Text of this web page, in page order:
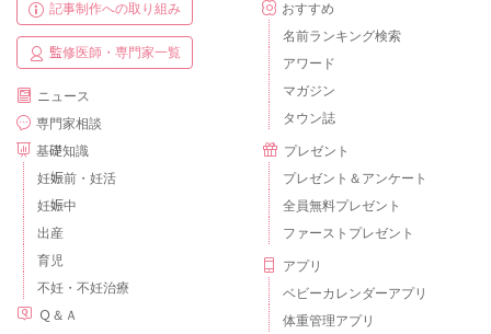
記事制作への取り組み
監修医師・専門家一覧
ニュース
専門家相談
基礎知識
妊娠前・妊活
妊娠中
出産
育児
不妊・不妊治療
Ｑ＆Ａ
おすすめ
名前ランキング検索
アワード
マガジン
タウン誌
プレゼント
プレゼント＆アンケート
全員無料プレゼント
ファーストプレゼント
アプリ
ベビーカレンダーアプリ
体重管理アプリ